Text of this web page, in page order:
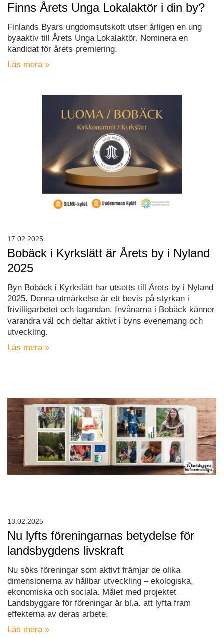
Finns Årets Unga Lokalaktör i din by?
Finlands Byars ungdomsutskott utser årligen en ung
byaaktiv till Årets Unga Lokalaktör. Nominera en
kandidat för årets premiering.
Läs mera »
Bobäck i Kyrkslätt är Årets by i Nyland
2025
Byn Bobäck i Kyrkslätt har utsetts till Årets by i Nyland
2025. Denna utmärkelse är ett bevis på styrkan i
frivilligarbetet och lagandan. Invånarna i Bobäck känner
varandra väl och deltar aktivt i byns evenemang och
utveckling.
Läs mera »
17.02.2025
Nu lyfts föreningarnas betydelse för
landsbygdens livskraft
Nu söks föreningar som aktivt främjar de olika
dimensionerna av hållbar utveckling – ekologiska,
ekonomiska och sociala. Målet med projektet
Landsbyggare för föreningar är bl.a. att lyfta fram
effekterna av deras arbete.
Läs mera »
13.02.2025